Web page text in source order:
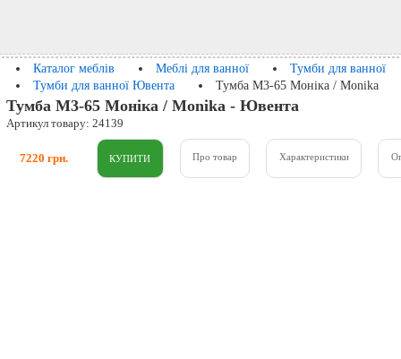
Каталог меблів Меблі для ванної
Тумби для ванної
Тумби для ванної Ювента
Тумба М3-65 Моніка / Monika
Тумба М3-65 Моніка / Monika - Ювента
Артикул товару: 24139
7220 грн. Про товар Характеристики